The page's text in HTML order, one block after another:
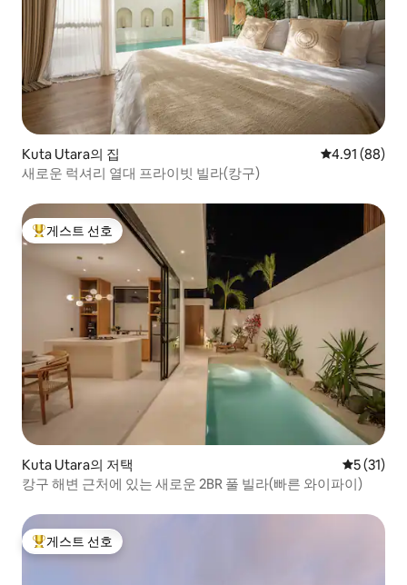
Kuta Utara의 집 평점 4.91점(5
4.91 (88)
새로운 럭셔리 열대 프라이빗 빌라(캉구)
상위 게스트 선호
게스트 선호
Kuta Utara의 저택 평점 5점
5 (31)
캉구 해변 근처에 있는 새로운 2BR 풀 빌라(빠른 와이파이)
상위 게스트 선호
게스트 선호